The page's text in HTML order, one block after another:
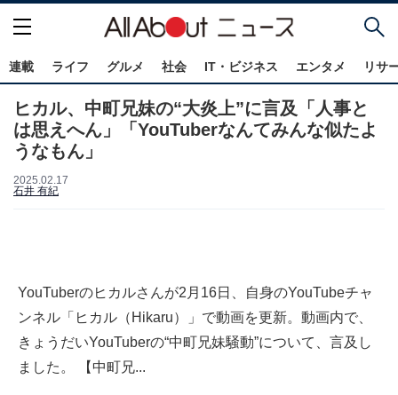
連載 ライフ グルメ 社会 IT・ビジネス エンタメ リサ
ヒカル、中町兄妹の“大炎上”に言及「人事と
は思えへん」「YouTuberなんてみんな似たよ
うなもん」
2025.02.17
石井 有紀
YouTuberのヒカルさんが2月16日、自身のYouTubeチャ
ンネル「ヒカル（Hikaru）」で動画を更新。動画内で、
きょうだいYouTuberの“中町兄妹騒動”について、言及し
ました。 【中町兄...